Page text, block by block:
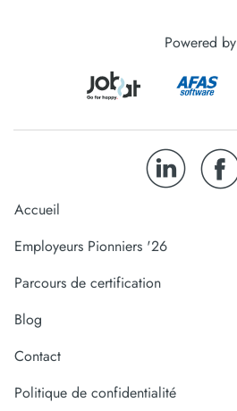
Powered by
Accueil
Employeurs Pionniers '26
Parcours de certification
Blog
Contact
Politique de confidentialité